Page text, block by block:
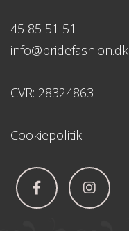
45 85 51 51
info@bridefashion.dk
CVR: 28324863
Cookiepolitik